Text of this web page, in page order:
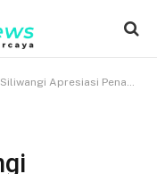
Penanganan Covid-19 di Kota Bogo